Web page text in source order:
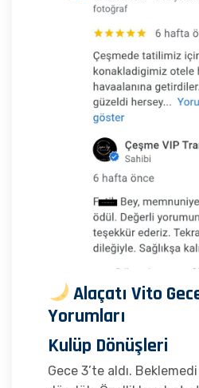
Alaçatı Vito
Yorumları
Kulüp Dönüşleri
Gece 3’te aldı.